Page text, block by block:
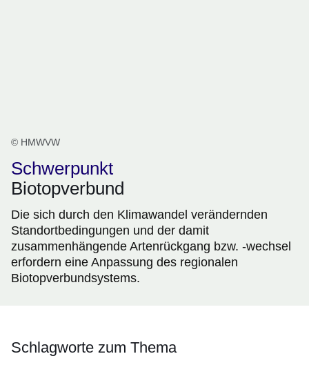
© HMWVW
Schwerpunkt
Biotopverbund
Die sich durch den Klimawandel verändernden
Standortbedingungen und der damit
zusammenhängende Artenrückgang bzw. -wechsel
erfordern eine Anpassung des regionalen
Biotopverbundsystems.
Schlagworte zum Thema